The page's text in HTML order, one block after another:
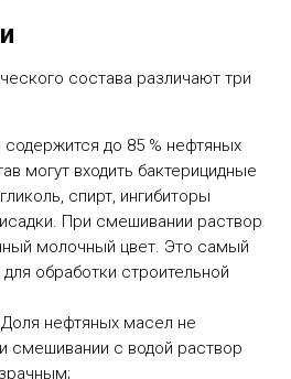
состава различают три
до 85 % нефтяных
могут входить бактерицидные
спирт, ингибиторы
При смешивании раствор
молочный цвет. Это самый
обработки строительной
Доля нефтяных масел не
смешивании с водой раствор